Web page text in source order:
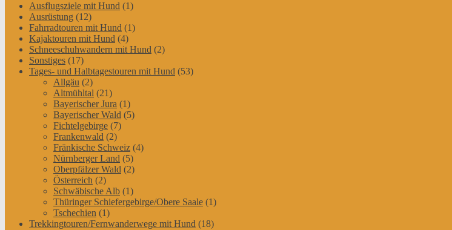
Ausflugsziele mit Hund (1)
Ausrüstung (12)
Fahrradtouren mit Hund (1)
Kajaktouren mit Hund (4)
Schneeschuhwandern mit Hund (2)
Sonstiges (17)
Tages- und Halbtagestouren mit Hund (53)
Allgäu (2)
Altmühltal (21)
Bayerischer Jura (1)
Bayerischer Wald (5)
Fichtelgebirge (7)
Frankenwald (2)
Fränkische Schweiz (4)
Nürnberger Land (5)
Oberpfälzer Wald (2)
Österreich (2)
Schwäbische Alb (1)
Thüringer Schiefergebirge/Obere Saale (1)
Tschechien (1)
Trekkingtouren/Fernwanderwege mit Hund (18)